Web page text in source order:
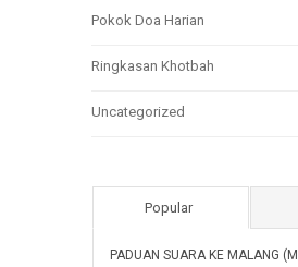
Pokok Doa Harian
Ringkasan Khotbah
Uncategorized
Popular
PADUAN SUARA KE MALANG